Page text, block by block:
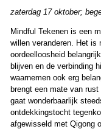
zaterdag 17 oktober;
Mindful Tekenen is een
willen veranderen. Het
oordeelloosheid
blijven en de verbinding
waarnemen ook erg
brengt een mate van
gaat wonderbaarlijk
ontdekkingstocht
afgewisseld met Qigong